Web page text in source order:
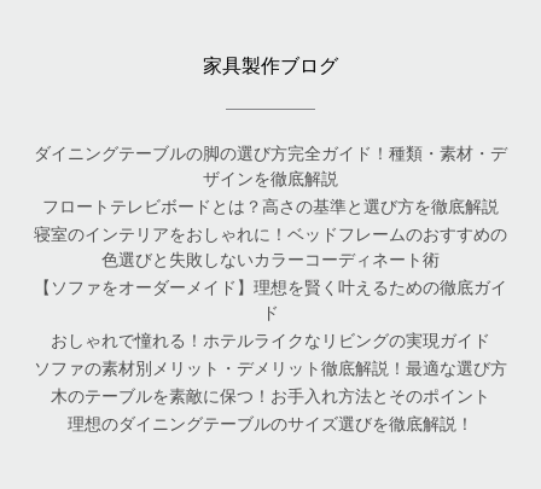
家具製作ブログ
ダイニングテーブルの脚の選び方完全ガイド！種類・素材・デ
ザインを徹底解説
フロートテレビボードとは？高さの基準と選び方を徹底解説
寝室のインテリアをおしゃれに！ベッドフレームのおすすめの
色選びと失敗しないカラーコーディネート術
【ソファをオーダーメイド】理想を賢く叶えるための徹底ガイ
ド
おしゃれで憧れる！ホテルライクなリビングの実現ガイド
ソファの素材別メリット・デメリット徹底解説！最適な選び方
木のテーブルを素敵に保つ！お手入れ方法とそのポイント
理想のダイニングテーブルのサイズ選びを徹底解説！